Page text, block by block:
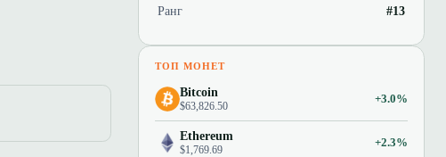
Ранг #13
ТОП МОНЕТ
Bitcoin
$63,826.50
+3.0%
Ethereum
$1,769.69
+2.3%